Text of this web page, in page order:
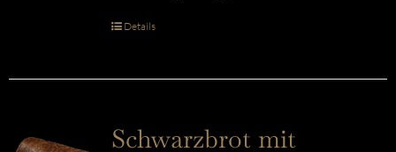
Details
Schwarzbrot mit